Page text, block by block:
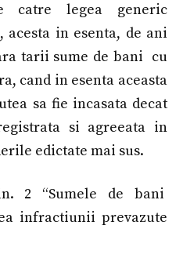
catre legea generic
in esenta, de ani
tarii sume de bani cu
cand in esenta aceasta
sa fie incasata decat
si agreeata in
edictate mai sus.
2 “Sumele de bani
infractiunii prevazute